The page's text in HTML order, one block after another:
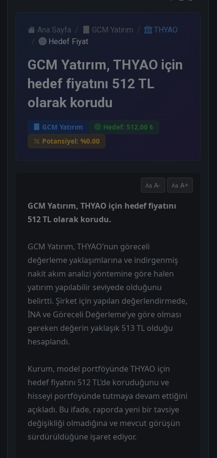
Ana Sayfa GCM Yatırım
THYAO
Hedef Fiyat
GCM Yatırım, THYAO için
hedef fiyatını 512 TL
olarak korudu
GCM Yatırım
Hedef: 512.00 ₺
Potansiyel: %0.00
A- A+
GCM Yatırım, THYAO için hedef fiyatını
512 TL olarak korudu.
GCM Yatırım, THYAO’nun göreceli
değerleme yaklaşımlarına ve indirgenmiş
nakit akım analizi yöntemine göre halen
yatırım yapılabilir seviyede olduğunu
belirtti. Şirket için yapılan değerlendirmede,
İNA ve Göreceli Değerleme’ye göre olması
gereken değerin yaklaşık 513 TL olduğu
hesaplandı.
Kurum, model portföyünde THYAO için
hedef fiyatını 512 TL’de koruduğunu ve
hisseyi portföyünde tutmaya devam ettiğini
açıkladı. Bu ifade, raporda yeni bir tavsiye
değişikliği olmadığına ve mevcut görüşün
sürdürüldüğüne işaret ediyor.